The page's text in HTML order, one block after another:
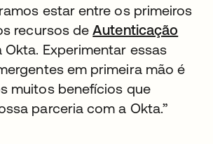
estar entre os primeiros
recursos deAutenticação
Experimentar essas
em primeira mão é
muitos benefícios que
parceria com a Okta.”